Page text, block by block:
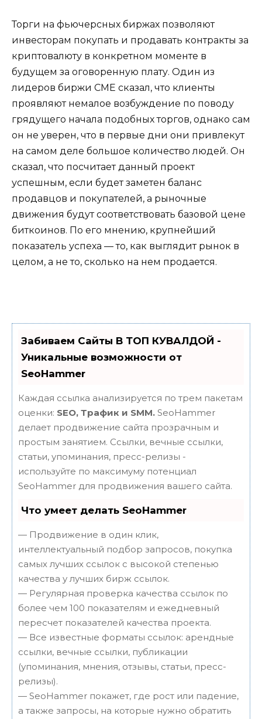
Торги на фьючерсных биржах позволяют
инвесторам покупать и продавать контракты за
криптовалюту в конкретном моменте в
будущем за оговоренную плату. Один из
лидеров биржи CME сказал, что клиенты
проявляют немалое возбуждение по поводу
грядущего начала подобных торгов, однако сам
он не уверен, что в первые дни они привлекут
на самом деле большое количество людей. Он
сказал, что посчитает данный проект
успешным, если будет заметен баланс
продавцов и покупателей, а рыночные
движения будут соответствовать базовой цене
биткоинов. По его мнению, крупнейший
показатель успеха — то, как выглядит рынок в
целом, а не то, сколько на нем продается.
Забиваем Сайты В ТОП КУВАЛДОЙ -
Уникальные возможности от
SeoHammer
Каждая ссылка анализируется по трем пакетам
оценки: SEO, Трафик и SMM. SeoHammer
делает продвижение сайта прозрачным и
простым занятием. Ссылки, вечные ссылки,
статьи, упоминания, пресс-релизы -
используйте по максимуму потенциал
SeoHammer для продвижения вашего сайта.
Что умеет делать SeoHammer
— Продвижение в один клик,
интеллектуальный подбор запросов, покупка
самых лучших ссылок с высокой степенью
качества у лучших бирж ссылок.
— Регулярная проверка качества ссылок по
более чем 100 показателям и ежедневный
пересчет показателей качества проекта.
— Все известные форматы ссылок: арендные
ссылки, вечные ссылки, публикации
(упоминания, мнения, отзывы, статьи, пресс-
релизы).
— SeoHammer покажет, где рост или падение,
а также запросы, на которые нужно обратить